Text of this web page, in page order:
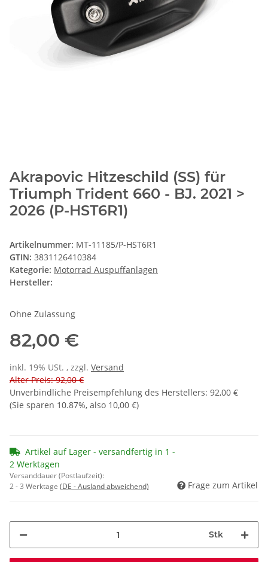
Akrapovic Hitzeschild (SS) für
Triumph Trident 660 - BJ. 2021 >
2026 (P-HST6R1)
Artikelnummer: MT-11185/P-HST6R1
GTIN: 3831126410384
Kategorie: Motorrad Auspuffanlagen
Hersteller:
Ohne Zulassung
82,00 €
inkl. 19% USt. , zzgl. Versand
Alter Preis: 92,00 €
Unverbindliche Preisempfehlung des Herstellers: 92,00 €
(Sie sparen 10.87%, also 10,00 €)
Artikel auf Lager - versandfertig in 1 -
2 Werktagen
Versanddauer (Postlaufzeit):
2 - 3 Werktage (DE - Ausland abweichend) Frage zum Artikel
Stk